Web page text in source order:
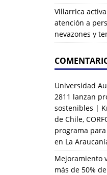
Villarrica
atención a
nevazones y
Universidad
2811 lanzan
sostenibles |
de Chile,
programa
en La
Mejoramiento
más de 50%